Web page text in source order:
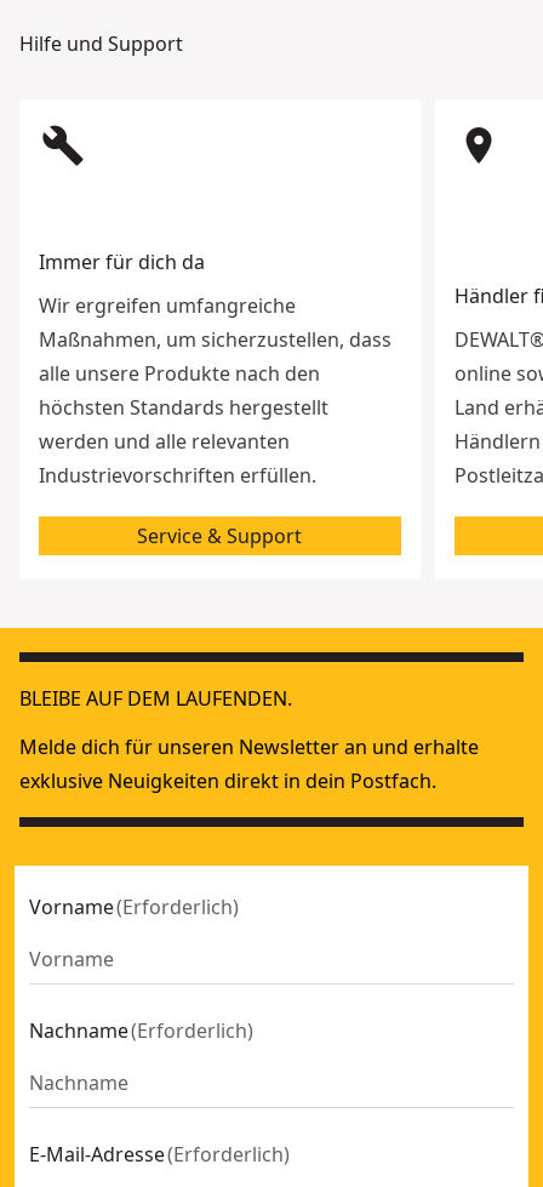
Hilfe und Support
build
Immer für dich da
Wir ergreifen umfangreiche
Maßnahmen, um sicherzustellen, dass
alle unsere Produkte nach den
höchsten Standards hergestellt
werden und alle relevanten
Industrievorschriften erfüllen.
Service & Support
room
Händler
online
Land
BLEIBE AUF DEM LAUFENDEN.
Melde dich für unseren Newsletter an und erhalte
exklusive Neuigkeiten direkt in dein Postfach.
Vorname(Erforderlich)
Nachname(Erforderlich)
E-Mail-Adresse(Erforderlich)